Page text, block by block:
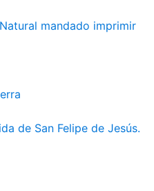
mandado imprimir
de San Felipe de Jesús.